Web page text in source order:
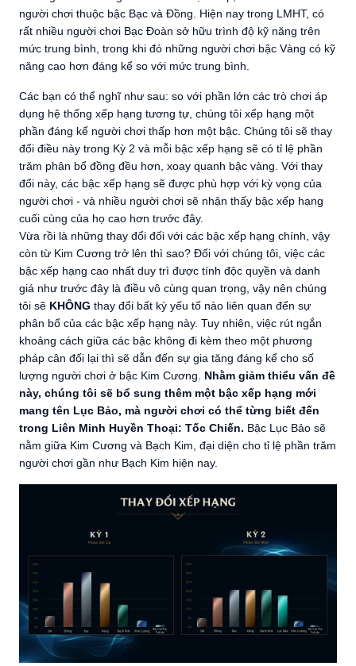
người chơi thuộc bậc Bạc và Đồng. Hiện nay trong LMHT, có
rất nhiều người chơi Bạc Đoàn sở hữu trình độ kỹ năng trên
mức trung bình, trong khi đó những người chơi bậc Vàng có kỹ
năng cao hơn đáng kể so với mức trung bình.
Các bạn có thể nghĩ như sau: so với phần lớn các trò chơi áp
dụng hệ thống xếp hạng tương tự, chúng tôi xếp hạng một
phần đáng kể người chơi thấp hơn một bậc. Chúng tôi sẽ thay
đổi điều này trong Kỳ 2 và mỗi bậc xếp hạng sẽ có tỉ lệ phần
trăm phân bổ đồng đều hơn, xoay quanh bậc vàng. Với thay
đổi này, các bậc xếp hạng sẽ được phù hợp với kỳ vọng của
người chơi - và nhiều người chơi sẽ nhận thấy bậc xếp hạng
cuối cùng của họ cao hơn trước đây.
Vừa rồi là những thay đổi đối với các bậc xếp hạng chính, vậy
còn từ Kim Cương trở lên thì sao? Đối với chúng tôi, việc các
bậc xếp hạng cao nhất duy trì được tính độc quyền và danh
giá như trước đây là điều vô cùng quan trọng, vậy nên chúng
tôi sẽ KHÔNG thay đổi bất kỳ yếu tố nào liên quan đến sự
phân bổ của các bậc xếp hạng này. Tuy nhiên, việc rút ngắn
khoảng cách giữa các bậc không đi kèm theo một phương
pháp cân đối lại thì sẽ dẫn đến sự gia tăng đáng kể cho số
lượng người chơi ở bậc Kim Cương. Nhằm giảm thiểu vấn đề
này, chúng tôi sẽ bổ sung thêm một bậc xếp hạng mới
mang tên Lục Bảo, mà người chơi có thể từng biết đến
trong Liên Minh Huyền Thoại: Tốc Chiến. Bậc Lục Bảo sẽ
nằm giữa Kim Cương và Bạch Kim, đại diện cho tỉ lệ phần trăm
người chơi gần như Bạch Kim hiện nay.